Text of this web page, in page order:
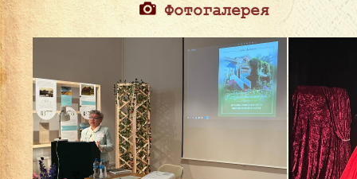
Фотогалерея